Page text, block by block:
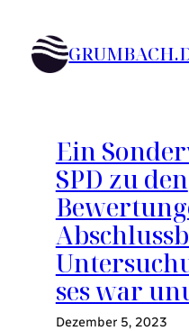
Inhalt
springen
Ein
SPD zu den
ses war
Dezember 5, 2023